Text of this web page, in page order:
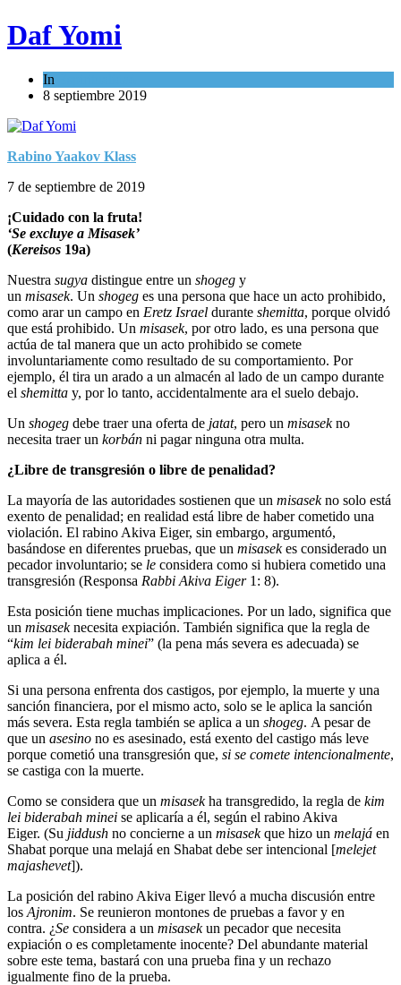
Daf Yomi
In
8 septiembre 2019
Rabino Yaakov Klass
7 de septiembre de 2019
¡Cuidado con la fruta!
‘Se excluye a Misasek’
(Kereisos 19a)
Nuestra sugya distingue entre un shogeg y
un misasek. Un shogeg es una persona que hace un acto prohibido,
como arar un campo en Eretz Israel durante shemitta, porque olvidó
que está prohibido. Un misasek, por otro lado, es una persona que
actúa de tal manera que un acto prohibido se comete
involuntariamente como resultado de su comportamiento. Por
ejemplo, él tira un arado a un almacén al lado de un campo durante
el shemitta y, por lo tanto, accidentalmente ara el suelo debajo.
Un shogeg debe traer una oferta de jatat, pero un misasekno
necesita traer un korbán ni pagar ninguna otra multa.
¿Libre de transgresión o libre de penalidad?
La mayoría de las autoridades sostienen que un misasekno solo está
exento de penalidad; en realidad está libre de haber cometido una
violación. El rabino Akiva Eiger, sin embargo, argumentó,
basándose en diferentes pruebas, que un misasekes considerado un
pecador involuntario; se le considera como si hubiera cometido una
transgresión (Responsa Rabbi Akiva Eiger1: 8).
Esta posición tiene muchas implicaciones. Por un lado, significa que
un misaseknecesita expiación. También significa que la regla de
“kim lei biderabah minei” (la pena más severa es adecuada) se
aplica a él.
Si una persona enfrenta dos castigos, por ejemplo, la muerte y una
sanción financiera, por el mismo acto, solo se le aplica la sanción
más severa. Esta regla también se aplica a un shogeg. A pesar de
que un asesino no es asesinado, está exento del castigo más leve
porque cometió una transgresión que, si se comete intencionalmente,
se castiga con la muerte.
Como se considera que un misasekha transgredido, la regla de kim
lei biderabah minei se aplicaría a él, según el rabino Akiva
Eiger. (Su jiddush no concierne a un misasekque hizo un melajá en
Shabat porque una melajá en Shabat debe ser intencional [melejet
majashevet]).
La posición del rabino Akiva Eiger llevó a mucha discusión entre
los Ajronim. Se reunieron montones de pruebas a favor y en
contra. ¿Se considera a un misasekun pecador que necesita
expiación o es completamente inocente? Del abundante material
sobre este tema, bastará con una prueba fina y un rechazo
igualmente fino de la prueba.